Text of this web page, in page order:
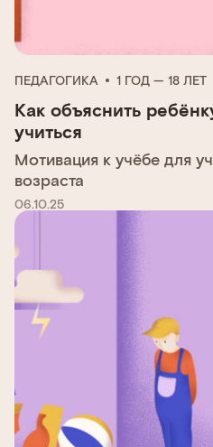
ПЕДАГОГИКА 1 ГОД — 18 ЛЕТ
Как объяснить
учиться
Мотивация к учёбе для
возраста
06.10.25